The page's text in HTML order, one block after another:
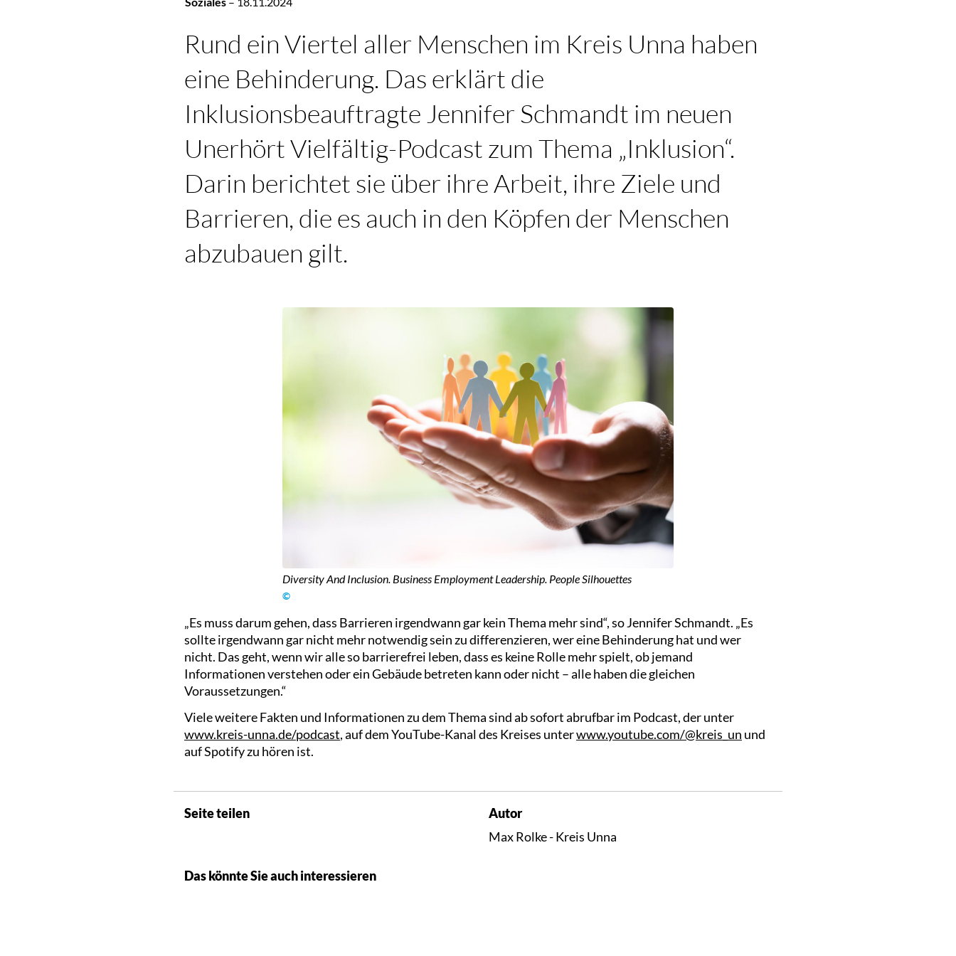
Rund ein Viertel aller Menschen im Kreis Unna haben
eine Behinderung. Das erklärt die
Inklusionsbeauftragte Jennifer Schmandt im neuen
Unerhört Vielfältig-Podcast zum Thema „Inklusion“.
Darin berichtet sie über ihre Arbeit, ihre Ziele und
Barrieren, die es auch in den Köpfen der Menschen
abzubauen gilt.
Diversity And Inclusion. Business Employment Leadership. People Silhouettes
©
„Es muss darum gehen, dass Barrieren irgendwann gar kein Thema mehr sind“, so Jennifer Schmandt. „Es
sollte irgendwann gar nicht mehr notwendig sein zu differenzieren, wer eine Behinderung hat und wer
nicht. Das geht, wenn wir alle so barrierefrei leben, dass es keine Rolle mehr spielt, ob jemand
Informationen verstehen oder ein Gebäude betreten kann oder nicht – alle haben die gleichen
Voraussetzungen.“
Viele weitere Fakten und Informationen zu dem Thema sind ab sofort abrufbar im Podcast, der unter
www.kreis-unna.de/podcast, auf dem YouTube-Kanal des Kreises unterwww.youtube.com/@kreis_un und
auf Spotify zu hören ist.
Seite teilen
Autor
Max Rolke - Kreis Unna
Das könnte Sie auch interessieren